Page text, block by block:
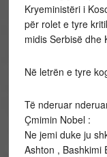
Kryeministëri i
për rolet e tyre
midis Serbisë dhe
Në letrën e tyre
Të nderuar
Çmimin Nobel :
Ne jemi duke ju
Ashton , Bashkimi